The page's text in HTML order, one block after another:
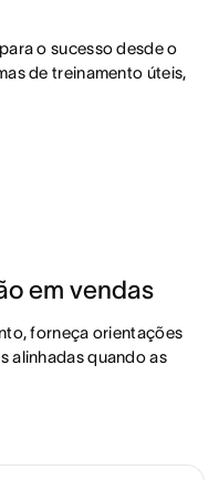
o sucesso desde o
de treinamento úteis,
em vendas
forneça orientações
alinhadas quando as